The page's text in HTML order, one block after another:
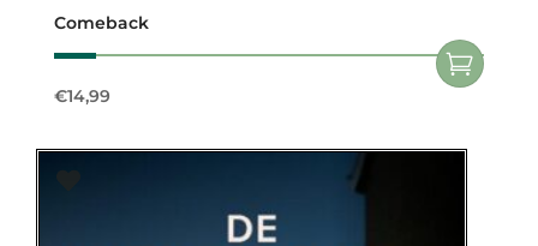
Comeback
€14,99